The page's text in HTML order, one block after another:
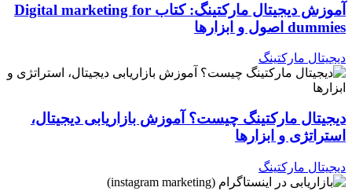
آموزش دیجیتال مارکتینگ: کتاب Digital marketing for
dummies اصول و ابزارها
دیجیتال مارکتینگ
دیجیتال مارکتینگ چیست؟ آموزش بازاریابی دیجیتال،
استراتژی و ابزارها
دیجیتال مارکتینگ